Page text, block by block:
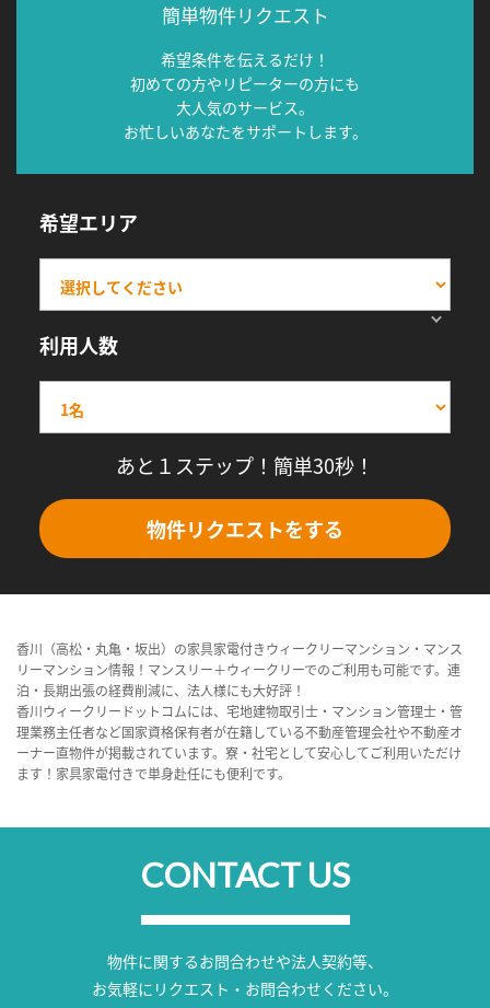
簡単物件リクエスト
希望条件を伝えるだけ！
初めての方やリピーターの方にも
大人気のサービス。
お忙しいあなたをサポートします。
希望エリア
利用人数
あと１ステップ！簡単30秒！
物件リクエストをする
香川（高松・丸亀・坂出）の家具家電付きウィークリーマンション・マンス
リーマンション情報！マンスリー＋ウィークリーでのご利用も可能です。連
泊・長期出張の経費削減に、法人様にも大好評！
香川ウィークリードットコムには、宅地建物取引士・マンション管理士・管
理業務主任者など国家資格保有者が在籍している不動産管理会社や不動産オ
ーナー直物件が掲載されています。寮・社宅として安心してご利用いただけ
ます！家具家電付きで単身赴任にも便利です。
CONTACT US
物件に関するお問合わせや法人契約等、
お気軽にリクエスト・お問合わせください。